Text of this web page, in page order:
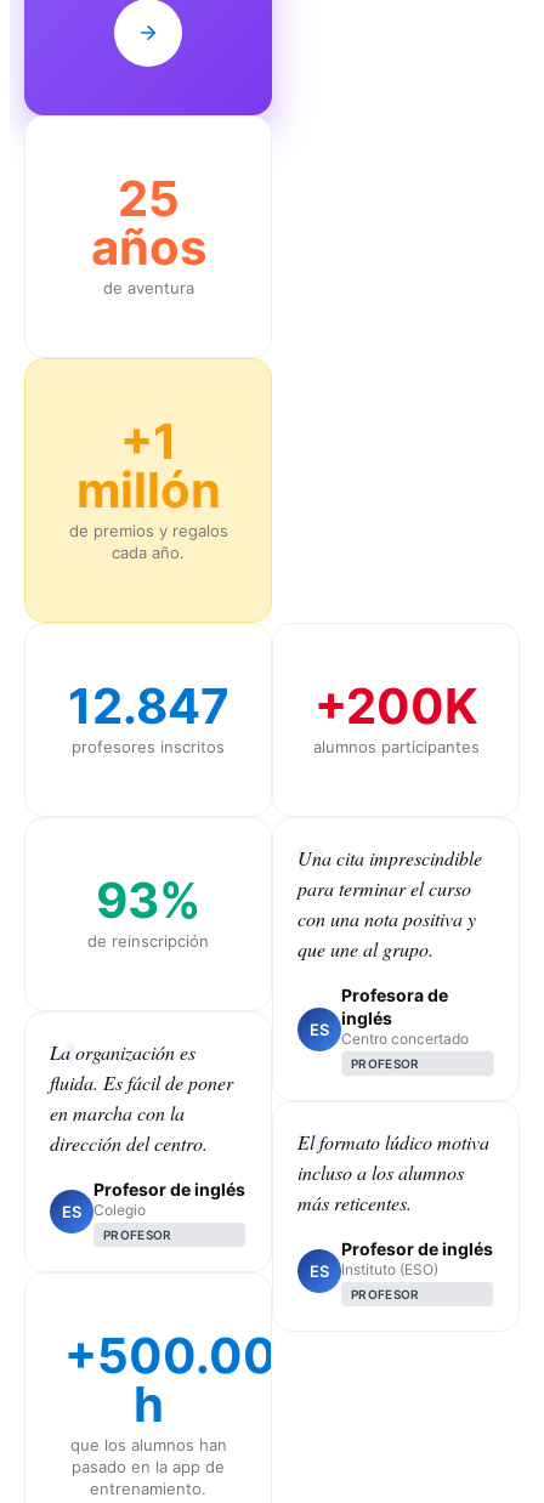
25
años
de aventura
+1
millón
de premios y regalos
cada año.
12.847
profesores inscritos
93%
de reinscripción
La organización es
fluida. Es fácil de poner
en marcha con la
dirección del centro.
ES
Profesor de inglés
Colegio
PROFESOR
+500.000
h
que los alumnos han
pasado en la app de
entrenamiento.
+200K
alumnos participantes
Una cita imprescindible
para terminar el curso
con una nota positiva y
que une al grupo.
ES
Profesora de
inglés
Centro concertado
PROFESOR
El formato lúdico motiva
incluso a los alumnos
más reticentes.
ES
Profesor de inglés
Instituto (ESO)
PROFESOR